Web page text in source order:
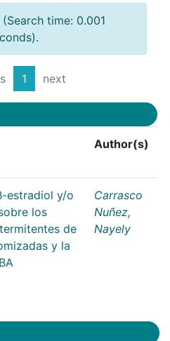
(Search time: 0.001
1 next
Author(s)
estradiol y/o
los
de
y la
Carrasco
Nuñez,
Nayely